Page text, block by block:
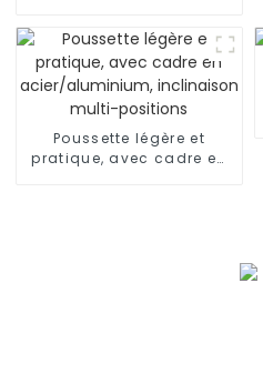
automatique de poudre
Poussette légère et
pratique, avec cadre en